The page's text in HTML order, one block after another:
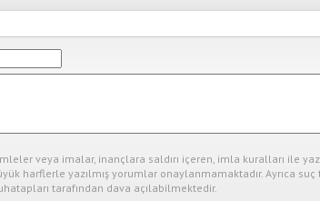
veya imalar, inançlara saldırı içeren, imla kuralları ile
harflerle yazılmış yorumlar onaylanmamaktadır. Ayrıca
tarafından dava açılabilmektedir.